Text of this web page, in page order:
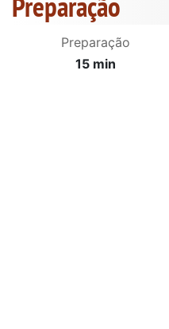
Preparação
15 min